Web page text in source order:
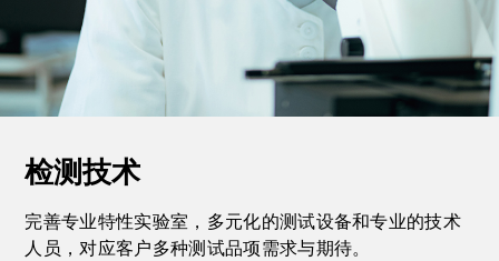
检测技术
完善专业特性实验室，多元化的测试设备和专业的技术
人员，对应客户多种测试品项需求与期待。